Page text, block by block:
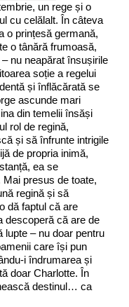
un rege și o
cu celălalt. În câteva
o prințesă germană,
o tânără frumoasă,
nu neapărat însușirile
soție a regelui
și înflăcărată se
ascunde mari
din temelii însăși
rol de regină,
și să înfrunte intrigile
de propria inimă,
ea se
presus de toate,
regină și să
dă faptul că are
descoperă că are de
lupte ‒ nu doar pentru
care își pun
i îndrumarea și
doar Charlotte. În
destinul… ca